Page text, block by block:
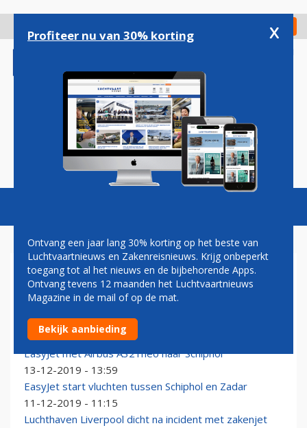
gaan
Check in
Magazine Podcasts Vacatures
EASYJET
Nederlands cabinepersoneel easyJet eist betere CAO
13-12-2019 - 16:58
EasyJet met Airbus A321neo naar Schiphol
13-12-2019 - 13:59
EasyJet start vluchten tussen Schiphol en Zadar
11-12-2019 - 11:15
Luchthaven Liverpool dicht na incident met zakenjet
Profiteer nu van 30% korting x
Ontvang een jaar lang 30% korting op het beste van
Luchtvaartnieuws en Zakenreisnieuws. Krijg onbeperkt
toegang tot al het nieuws en de bijbehorende Apps.
Ontvang tevens 12 maanden het Luchtvaartnieuws
Magazine in de mail of op de mat.
Bekijk aanbieding